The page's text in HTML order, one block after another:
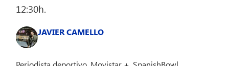
12:30h.
JAVIER CAMELLO